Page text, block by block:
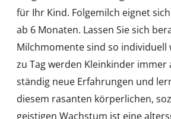
für Ihr Kind. Folgemilch eignet
ab 6 Monaten. Lassen Sie sich
Milchmomente sind so individuell
zu Tag werden Kleinkinder immer
ständig neue Erfahrungen und
diesem rasanten körperlichen,
geistigen Wachstum ist eine